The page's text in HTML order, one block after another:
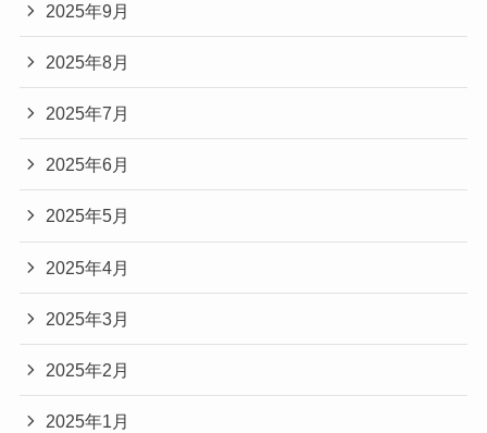
2025年9月
2025年8月
2025年7月
2025年6月
2025年5月
2025年4月
2025年3月
2025年2月
2025年1月